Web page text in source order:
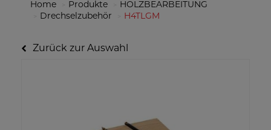
Home Produkte
HOLZBEARBEITUNG
Drechselzubehör
H4TLGM
Zurück zur Auswahl